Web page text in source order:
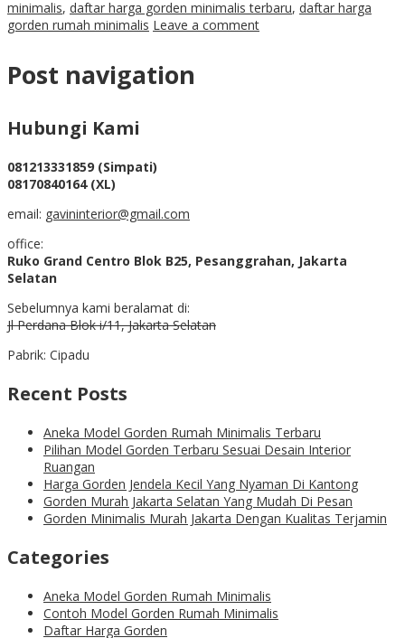
minimalis, daftar harga gorden minimalis terbaru, daftar harga
gorden rumah minimalis Leave a comment
Post navigation
Hubungi Kami
081213331859 (Simpati)
08170840164 (XL)
email: gavininterior@gmail.com
office:
Ruko Grand Centro Blok B25, Pesanggrahan, Jakarta
Selatan
Sebelumnya kami beralamat di:
Jl Perdana Blok i/11, Jakarta Selatan
Pabrik: Cipadu
Recent Posts
Aneka Model Gorden Rumah Minimalis Terbaru
Pilihan Model Gorden Terbaru Sesuai Desain Interior
Ruangan
Harga Gorden Jendela Kecil Yang Nyaman Di Kantong
Gorden Murah Jakarta Selatan Yang Mudah Di Pesan
Gorden Minimalis Murah Jakarta Dengan Kualitas Terjamin
Categories
Aneka Model Gorden Rumah Minimalis
Contoh Model Gorden Rumah Minimalis
Daftar Harga Gorden